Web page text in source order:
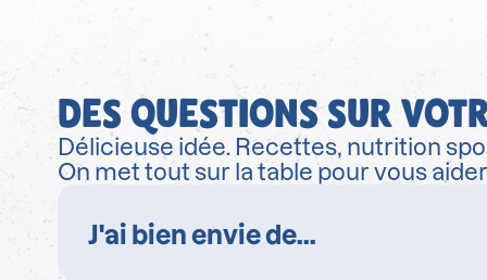
DES QUESTIONS SUR
Délicieuse idée. Recettes, nutrition
On met tout sur la table pour vous